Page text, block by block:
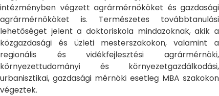
intézményben végzett agrármérnököket és gazdasági
agrármérnököket is. Természetes továbbtanulási
lehetőséget jelent a doktoriskola mindazoknak, akik a
közgazdasági és üzleti mesterszakokon, valamint a
regionális és vidékfejlesztési agrármérnöki,
környezettudományi és környezetgazdálkodási,
urbanisztikai, gazdasági mérnöki esetleg MBA szakokon
végeztek.